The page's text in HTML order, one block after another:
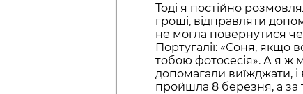
Тоді я постійно
гроші, відправляти
не могла повернутися
Португалії: «Соня, якщо
тобою фотосесія». А я ж
допомагали виїжджати,
пройшла 8 березня, а за